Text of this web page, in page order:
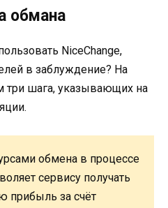
обмана
NiceChange,
в заблуждение? На
три шага, указывающих на
обмена в процессе
сервису получать
прибыль за счёт